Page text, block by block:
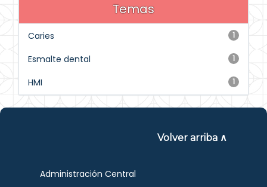
Temas
1
Caries
1
Esmalte dental
1
HMI
Volver arriba ∧
Administración Central